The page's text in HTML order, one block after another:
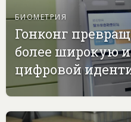
БИОМЕТРИЯ
Гонконг
более широкую
цифровой